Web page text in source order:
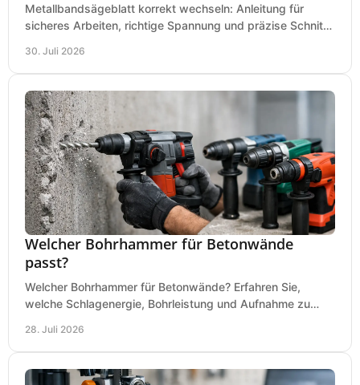
Metallbandsägeblatt korrekt wechseln: Anleitung für
sicheres Arbeiten, richtige Spannung und präzise Schnitte
30. Juli 2026
Welcher Bohrhammer für Betonwände
passt?
Welcher Bohrhammer für Betonwände? Erfahren Sie,
welche Schlagenergie, Bohrleistung und Aufnahme zu
28. Juli 2026